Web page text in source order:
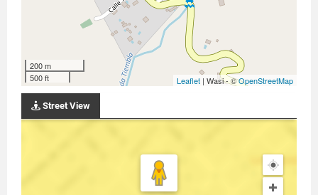
200 m
500 ft
Leaflet | Wasi - ©OpenStreetMap
Street View